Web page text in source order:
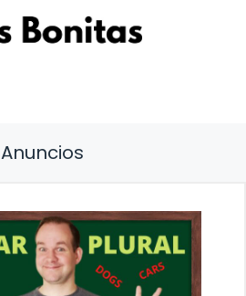
Anuncios